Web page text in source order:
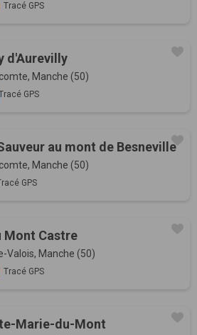
Tracé GPS
d'Aurevilly
Manche (50)
GPS
au mont de Besneville
Manche (50)
GPS
Mont Castre
Valois, Manche (50)
Tracé GPS
Marie-du-Mont